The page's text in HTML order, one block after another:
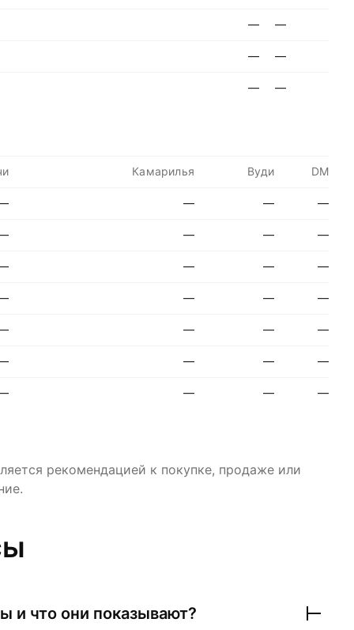
— —
— —
— —
Камарилья Вуди DM
— — —
— — —
— — —
— — —
— — —
— — —
— — —
рекомендацией к покупке, продаже или
и что они показывают?